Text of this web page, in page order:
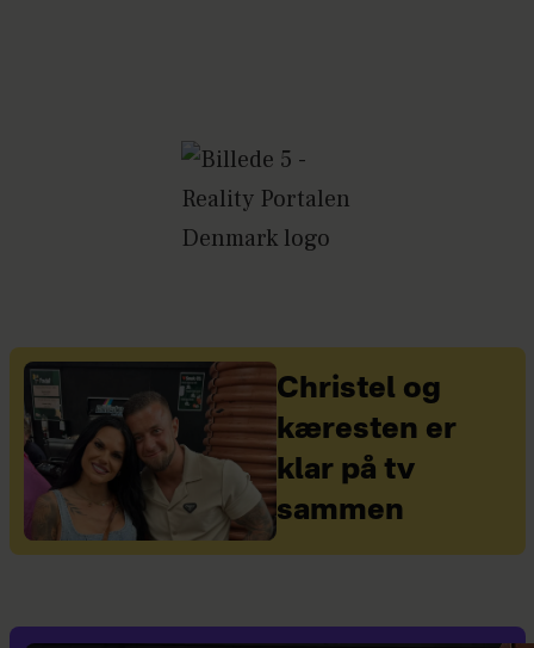
Christel og
kæresten er
klar på tv
sammen